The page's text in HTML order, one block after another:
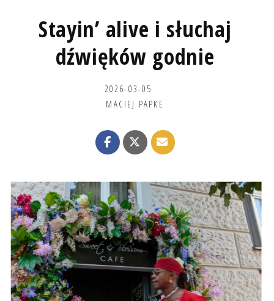
Stayin’ alive i słuchaj
dźwięków godnie
2026-03-05
MACIEJ PAPKE